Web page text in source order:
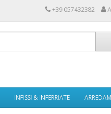
+39 057432382
INFISSI & INFERRIATE